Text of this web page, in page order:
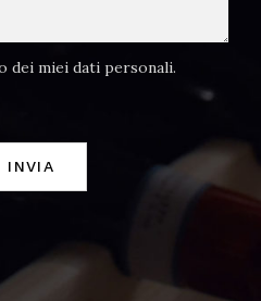
miei dati personali.
INVIA